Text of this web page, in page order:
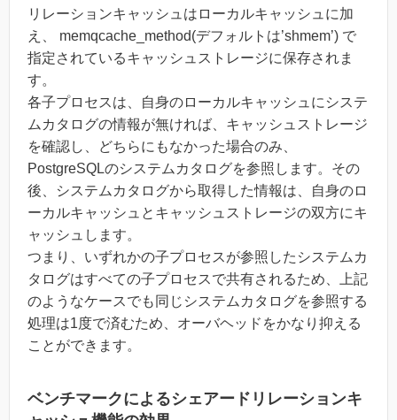
リレーションキャッシュはローカルキャッシュに加
え、 memqcache_method(デフォルトは’shmem’) で
指定されているキャッシュストレージに保存されま
す。
各子プロセスは、自身のローカルキャッシュにシステ
ムカタログの情報が無ければ、キャッシュストレージ
を確認し、どちらにもなかった場合のみ、
PostgreSQLのシステムカタログを参照します。その
後、システムカタログから取得した情報は、自身のロ
ーカルキャッシュとキャッシュストレージの双方にキ
ャッシュします。
つまり、いずれかの子プロセスが参照したシステムカ
タログはすべての子プロセスで共有されるため、上記
のようなケースでも同じシステムカタログを参照する
処理は1度で済むため、オーバヘッドをかなり抑える
ことができます。
ベンチマークによるシェアードリレーションキ